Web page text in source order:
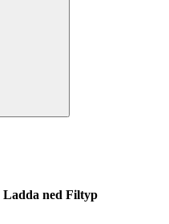
Ladda ned Filtyp